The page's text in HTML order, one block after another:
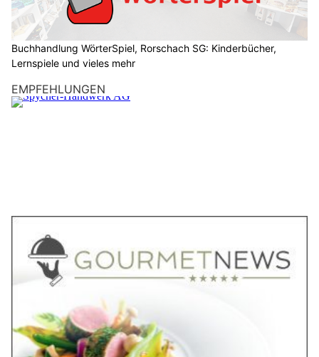
Buchhandlung WörterSpiel, Rorschach SG: Kinderbücher,
Lernspiele und vieles mehr
EMPFEHLUNGEN